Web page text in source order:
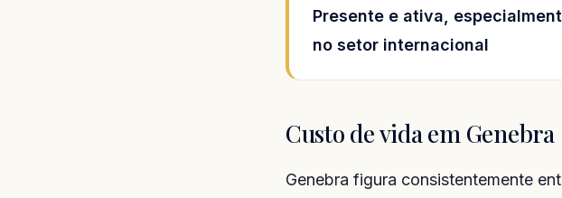
Presente e ativa,
no setor internacional
Custo de vida em Genebra
Genebra figura consistentemente